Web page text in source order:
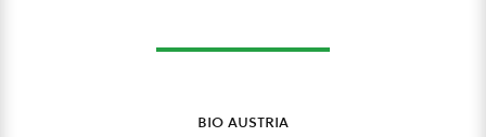
bio austria